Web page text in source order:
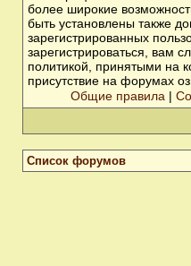
более широкие
быть установлены также
зарегистрированных
зарегистрироваться, вам
политикой, принятыми на
присутствие на форумах
Общие правила |
Список форумов